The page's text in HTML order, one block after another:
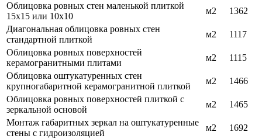
Облицовка ровных стен маленькой плиткой
15х15 или 10х10
м2
1362
Диагональная облицовка ровных стен
стандартной плиткой
м2
1117
Облицовка ровных поверхностей
керамогранитными плитами
м2
1115
Облицовка оштукатуренных стен
крупногабаритной керамогранитной плиткой
м2
1466
Облицовка ровных поверхностей плиткой с
зеркальной основой
м2
1465
Монтаж габаритных зеркал на оштукатуренные
стены с гидроизоляцией
м2
1692